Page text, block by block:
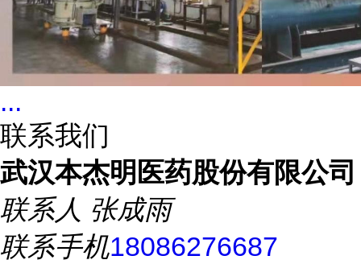
...
联系我们
武汉本杰明医药股份有限公司
联系人 张成雨
联系手机18086276687